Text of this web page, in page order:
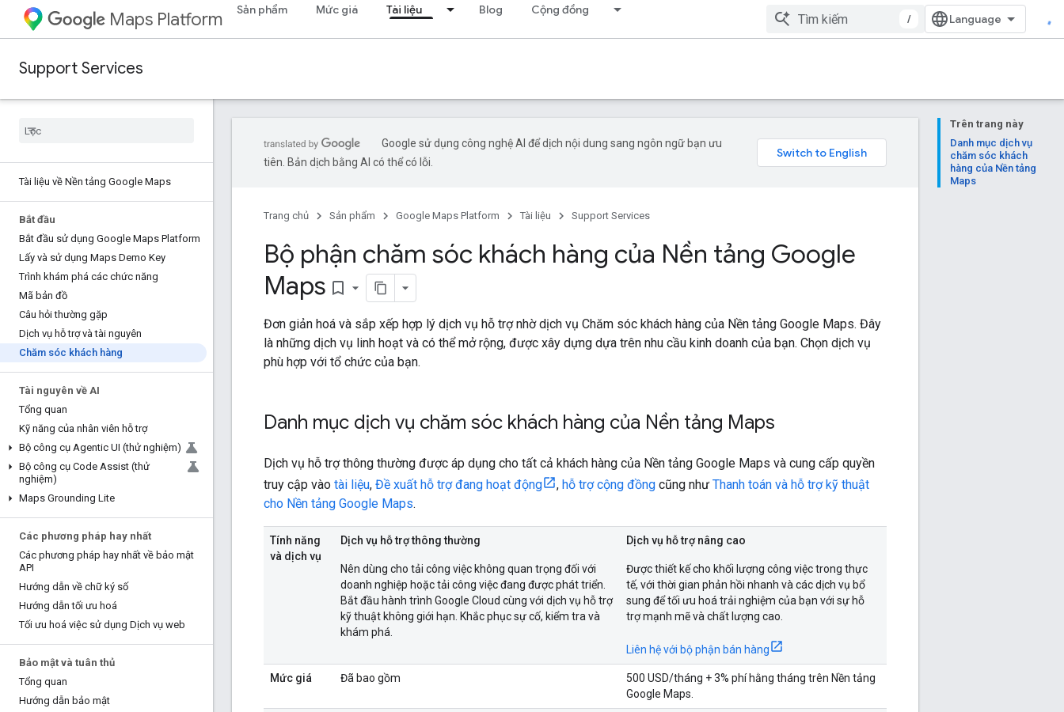
Maps Platform Sản phẩm Mức giá Tài liệu Blog Cộng đồng
/
Support Services
Tài liệu về Nền tảng Google Maps
Bắt đầu
Bắt đầu sử dụng Google Maps Platform
Lấy và sử dụng Maps Demo Key
Trình khám phá các chức năng
Mã bản đồ
Câu hỏi thường gặp
Dịch vụ hỗ trợ và tài nguyên
Chăm sóc khách hàng
Tài nguyên về AI
Tổng quan
Kỹ năng của nhân viên hỗ trợ
Bộ công cụ Agentic UI (thử nghiệm)
Bộ công cụ Code Assist (thử
nghiệm)
Maps Grounding Lite
Các phương pháp hay nhất
Các phương pháp hay nhất về bảo mật
API
Hướng dẫn về chữ ký số
Hướng dẫn tối ưu hoá
Tối ưu hoá việc sử dụng Dịch vụ web
Bảo mật và tuân thủ
Tổng quan
Hướng dẫn bảo mật
Trên trang này
Danh mục dịch vụ
chăm sóc khách
hàng của Nền tảng
Maps
Google sử dụng công nghệ AI để dịch nội dung sang ngôn ngữ bạn ưu
tiên. Bản dịch bằng AI có thể có lỗi.
Trang chủ Sản phẩm Google Maps Platform Tài liệu Support Services
Bộ phận chăm sóc khách hàng của Nền tảng Google
Maps bookmark_border
Đơn giản hoá và sắp xếp hợp lý dịch vụ hỗ trợ nhờ dịch vụ Chăm sóc khách hàng của Nền tảng Google Maps. Đây
là những dịch vụ linh hoạt và có thể mở rộng, được xây dựng dựa trên nhu cầu kinh doanh của bạn. Chọn dịch vụ
phù hợp với tổ chức của bạn.
Danh mục dịch vụ chăm sóc khách hàng của Nền tảng Maps
Dịch vụ hỗ trợ thông thường được áp dụng cho tất cả khách hàng của Nền tảng Google Maps và cung cấp quyền
truy cập vào tài liệu, Đề xuất hỗ trợ đang hoạt động , hỗ trợ cộng đồng cũng như Thanh toán và hỗ trợ kỹ thuật
cho Nền tảng Google Maps.
Tính năng
và dịch vụ
Dịch vụ hỗ trợ thông thường
Nên dùng cho tải công việc không quan trọng đối với
doanh nghiệp hoặc tải công việc đang được phát triển.
Bắt đầu hành trình Google Cloud cùng với dịch vụ hỗ trợ
kỹ thuật không giới hạn. Khắc phục sự cố, kiểm tra và
khám phá.
Dịch vụ hỗ trợ nâng cao
Được thiết kế cho khối lượng công việc trong thực
tế, với thời gian phản hồi nhanh và các dịch vụ bổ
sung để tối ưu hoá trải nghiệm của bạn với sự hỗ
trợ mạnh mẽ và chất lượng cao.
Liên hệ với bộ phận bán hàng
Mức giá Đã bao gồm
500 USD/tháng + 3% phí hằng tháng trên Nền tảng
Google Maps.